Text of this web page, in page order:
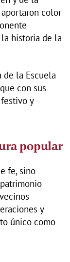
color
historia de la
de la Escuela
con sus
y
popular
fe, sino
y
único como